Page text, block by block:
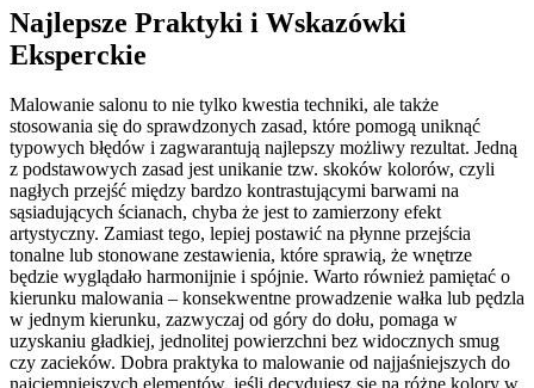
Najlepsze Praktyki i Wskazówki
Eksperckie
Malowanie salonu to nie tylko kwestia techniki, ale także
stosowania się do sprawdzonych zasad, które pomogą uniknąć
typowych błędów i zagwarantują najlepszy możliwy rezultat. Jedną
z podstawowych zasad jest unikanie tzw. skoków kolorów, czyli
nagłych przejść między bardzo kontrastującymi barwami na
sąsiadujących ścianach, chyba że jest to zamierzony efekt
artystyczny. Zamiast tego, lepiej postawić na płynne przejścia
tonalne lub stonowane zestawienia, które sprawią, że wnętrze
będzie wyglądało harmonijnie i spójnie. Warto również pamiętać o
kierunku malowania – konsekwentne prowadzenie wałka lub pędzla
w jednym kierunku, zazwyczaj od góry do dołu, pomaga w
uzyskaniu gładkiej, jednolitej powierzchni bez widocznych smug
czy zacieków. Dobra praktyka to malowanie od najjaśniejszych do